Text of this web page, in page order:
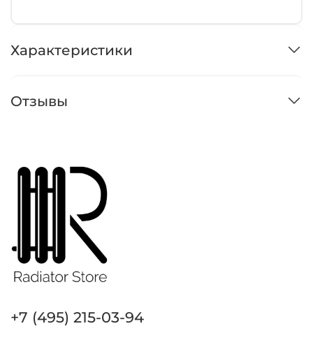
Характеристики
Отзывы
+7 (495) 215-03-94